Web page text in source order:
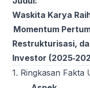
Waskita Karya
Momentum
Restrukturisasi,
Investor
1. Ringkasan Fakta